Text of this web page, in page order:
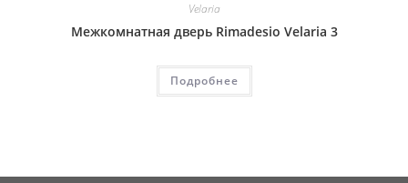
Velaria
Межкомнатная дверь Rimadesio Velaria 3
Подробнее